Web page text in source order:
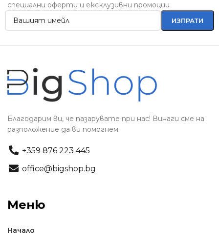
специални оферти и ексклузивни промоции
Благодарим ви, че пазарувате при нас! Винаги сме на
разположение да ви помогнем.
+359 876 223 445
office@bigshop.bg
Меню
Начало